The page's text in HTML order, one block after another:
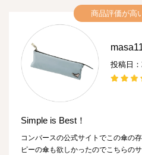
商品評価が高
投稿日
Simple is Best！
コンバースの公式サイトでこの傘の
ピーの傘も欲しかったのでこちらの